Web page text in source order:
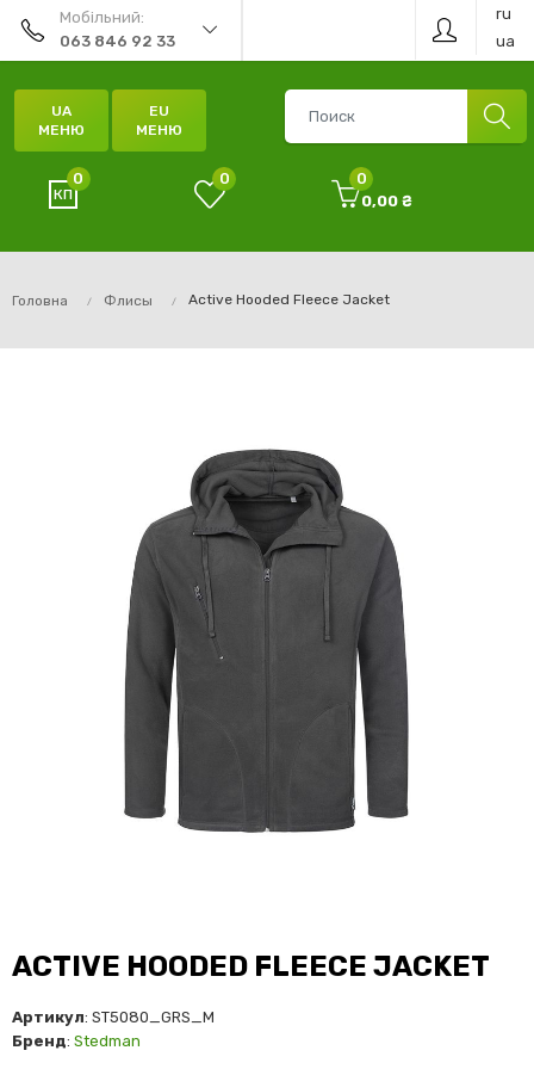
Мобільний:
063 846 92 33
ru
ua
UA
МЕНЮ
EU
МЕНЮ
0 0
0
0,00 ₴
Головна Флисы Active Hooded Fleece Jacket
ACTIVE HOODED FLEECE JACKET
Артикул: ST5080_GRS_M
Бренд: Stedman